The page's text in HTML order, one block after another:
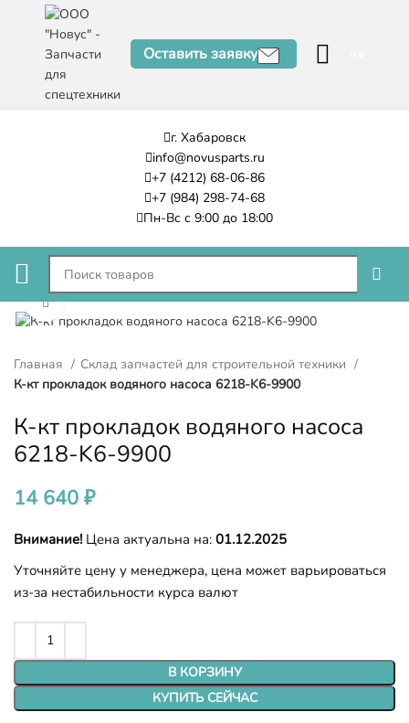
Оставить заявку
г. Хабаровск
info@novusparts.ru
+7 (4212) 68-06-86
+7 (984) 298-74-68
Пн-Вс с 9:00 до 18:00
Нажмите, чтобы увеличить
Главная
Склад запчастей для строительной техники
К-кт прокладок водяного насоса 6218-K6-9900
К-кт прокладок водяного насоса
6218-K6-9900
14 640 ₽
Внимание! Цена актуальна на: 01.12.2025
Уточняйте цену у менеджера, цена может варьироваться
из-за нестабильности курса валют
В КОРЗИНУ
КУПИТЬ СЕЙЧАС